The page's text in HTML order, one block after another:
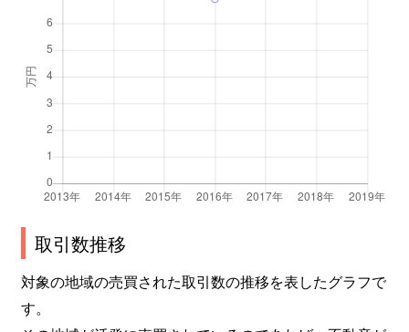
取引数推移
対象の地域の売買された取引数の推移を表したグラフで
す。